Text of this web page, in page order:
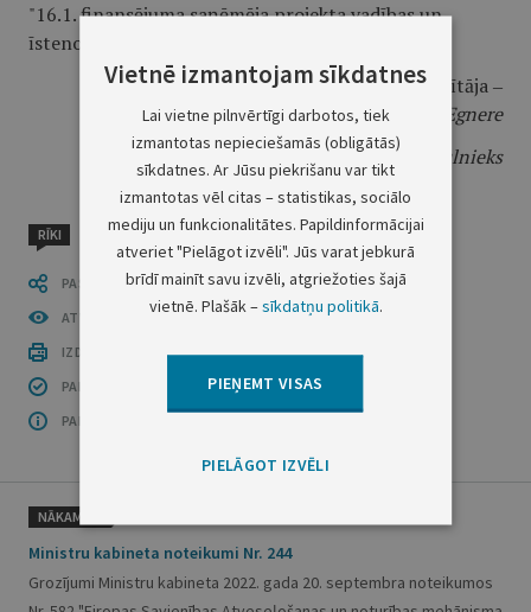
"16.1. finansējuma saņēmēja projekta vadības un
īstenošanas personāla izmaksas;".
Ministru prezidentes pienākumu izpildītāja ‒
tieslietu ministreI. Lībiņa-Egnere
Labklājības ministrsR. Uzulnieks
RĪKI
PASTĀSTI CITIEM
ATVĒRT PUBLIKĀCIJU (PDF)
IZDRUKĀT PUBLIKĀCIJU
PAR INFORMĀCIJAS DROŠĪBU
PAR ŠO GRUPU
NĀKAMAIS
Ministru kabineta noteikumi Nr. 244
Grozījumi Ministru kabineta 2022. gada 20. septembra noteikumos
Vietnē izmantojam sīkdatnes
Lai vietne pilnvērtīgi darbotos, tiek
izmantotas nepieciešamās (obligātās)
sīkdatnes. Ar Jūsu piekrišanu var tikt
izmantotas vēl citas – statistikas, sociālo
mediju un funkcionalitātes. Papildinformācijai
atveriet "Pielāgot izvēli". Jūs varat jebkurā
brīdī mainīt savu izvēli, atgriežoties šajā
vietnē. Plašāk –sīkdatņu politikā.
PIEŅEMT VISAS
PIELĀGOT IZVĒLI